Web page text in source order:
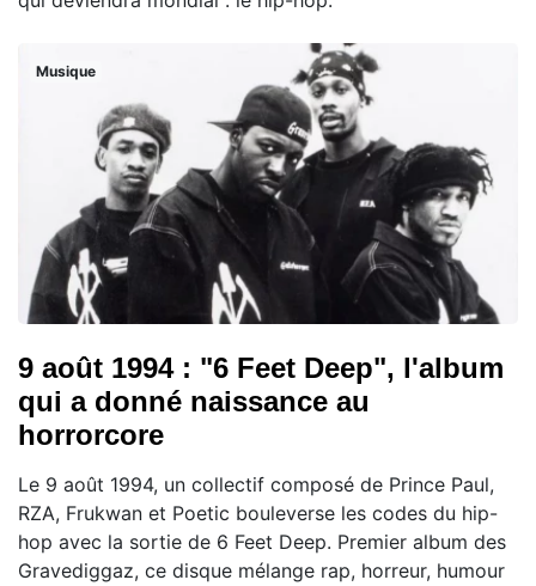
Musique
9 août 1994 : "6 Feet Deep", l'album
qui a donné naissance au
horrorcore
Le 9 août 1994, un collectif composé de Prince Paul,
RZA, Frukwan et Poetic bouleverse les codes du hip-
hop avec la sortie de 6 Feet Deep. Premier album des
Gravediggaz, ce disque mélange rap, horreur, humour